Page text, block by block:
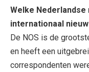
Welke
internationaal
De NOS is de
en heeft een
correspondenten